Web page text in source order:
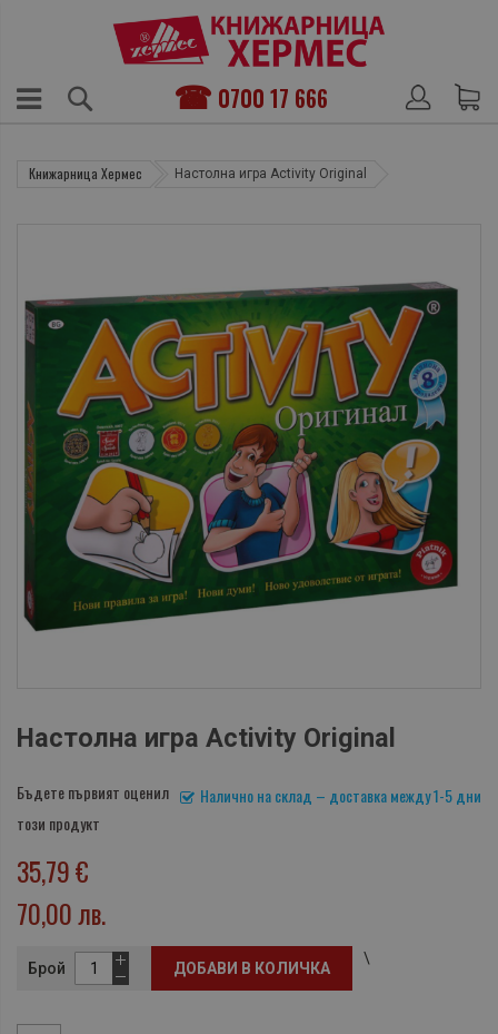
0700 17 666
Книжарница Хермес Настолна игра Activity Original
Настолна игра Activity Original
Налично на склад – доставка между 1-5 дни
Бъдете първият оценил
този продукт
35,79 €
70,00 лв.
Брой ДОБАВИ В КОЛИЧКА
\